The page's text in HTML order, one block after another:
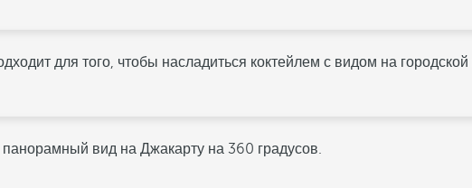
для того, чтобы насладиться коктейлем с видом на
вид на Джакарту на 360 градусов.